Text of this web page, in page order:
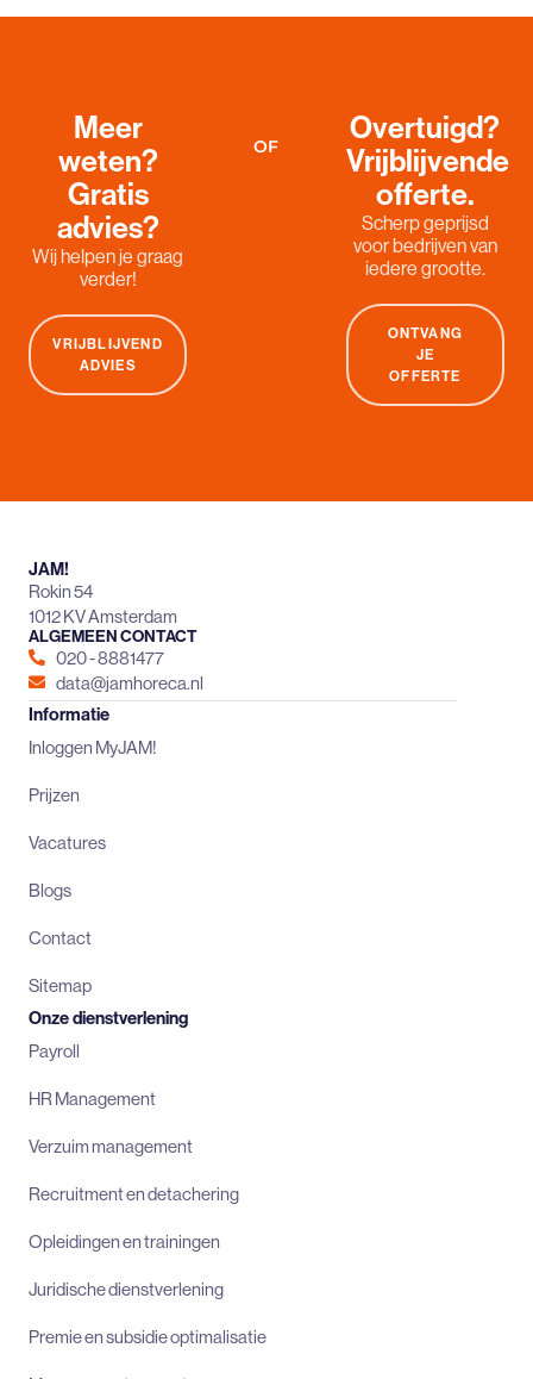
Meer
weten?
Gratis
advies?
Wij helpen je graag
verder!
VRIJBLIJVEND
ADVIES
OF
Overtuigd?
Vrijblijvende
offerte.
Scherp geprijsd
voor bedrijven van
iedere grootte.
ONTVANG
JE
OFFERTE
JAM!
Rokin 54
1012 KV Amsterdam
ALGEMEEN CONTACT
020 - 8881477
data@jamhoreca.nl
Informatie
Inloggen MyJAM!
Prijzen
Vacatures
Blogs
Contact
Sitemap
Onze dienstverlening
Payroll
HR Management
Verzuim management
Recruitment en detachering
Opleidingen en trainingen
Juridische dienstverlening
Premie en subsidie optimalisatie